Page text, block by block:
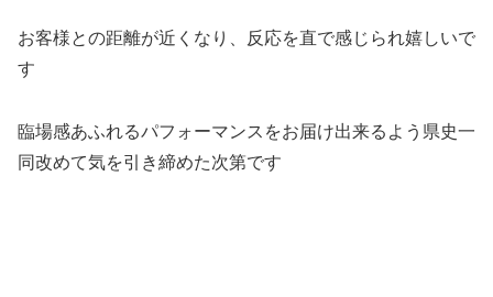
お客様との距離が近くなり、反応を直で感じられ嬉しいで
す
臨場感あふれるパフォーマンスをお届け出来るよう県史一
同改めて気を引き締めた次第です